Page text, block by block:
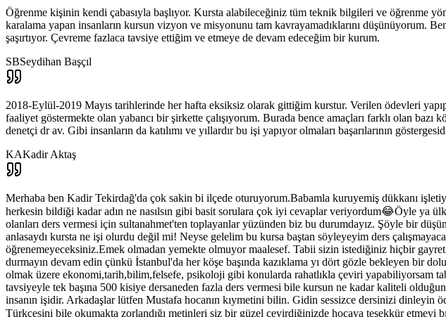
Öğrenme kişinin kendi çabasıyla başlıyor. Kursta alabileceğiniz tüm teknik bilgileri ve öğrenme
karalama yapan insanların kursun vizyon ve misyonunu tam kavrayamadıklarını
şaşırtıyor. Çevreme fazlaca tavsiye ettiğim ve etmeye de devam edeceğim bir kurum.
SBSeydihan Başçıl
2018-Eylül-2019 Mayıs tarihlerinde her hafta eksiksiz olarak gittiğim kurstur. Verilen ödevleri
faaliyet göstermekte olan yabancı bir şirkette çalışıyorum. Burada bence amaçları farklı olan
denetçi dr av. Gibi insanların da katılımı ve yıllardır bu işi yapıyor olmaları başarılarının
KAKadir Aktaş
Merhaba ben Kadir Tekirdağ'da çok sakin bi ilçede oturuyorum.Babamla kuruyemiş dükkanı
herkesin bildiği kadar adın ne nasılsın gibi basit sorulara çok iyi cevaplar veriyordum😂Öyle ya
olanları ders vermesi için sultanahmet'ten toplayanlar yüzünden biz bu durumdayız. Şöyle bir
anlasaydı kursta ne işi olurdu değil mi! Neyse gelelim bu kursa baştan söyleyeyim ders
öğrenemeyeceksiniz.Emek olmadan yemekte olmuyor maalesef. Tabii sizin istediğiniz hiçbir
durmayın devam edin çünkü İstanbul'da her köşe başında kazıklama yı dört gözle bekleyen bir
olmak üzere ekonomi,tarih,bilim,felsefe, psikoloji gibi konularda rahatlıkla çeviri yapabiliyorsam
tavsiyeyle tek başına 500 kisiye dersaneden fazla ders vermesi bile kursun ne kadar kaliteli
insanın işidir. Arkadaşlar lütfen Mustafa hocanın kıymetini bilin. Gidin sessizce dersinizi dinleyin
Türkçesini bile okumakta zorlandığı metinleri siz bir güzel çevirdiğinizde hocaya teşekkür etmeyi